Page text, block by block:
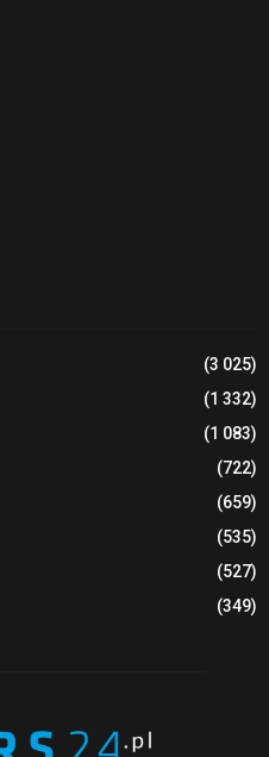
(3 025)
(1 332)
(1 083)
(722)
(659)
(535)
(527)
(349)